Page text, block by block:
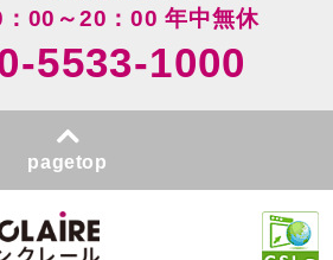
00～20：00 年中無休
5533-1000
pagetop